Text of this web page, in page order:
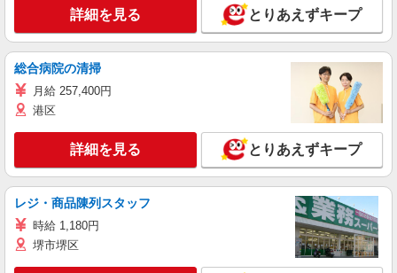
詳細を見る とりあえずキープ
総合病院の清掃
月給 257,400円
港区
詳細を見る とりあえずキープ
レジ・商品陳列スタッフ
時給 1,180円
堺市堺区